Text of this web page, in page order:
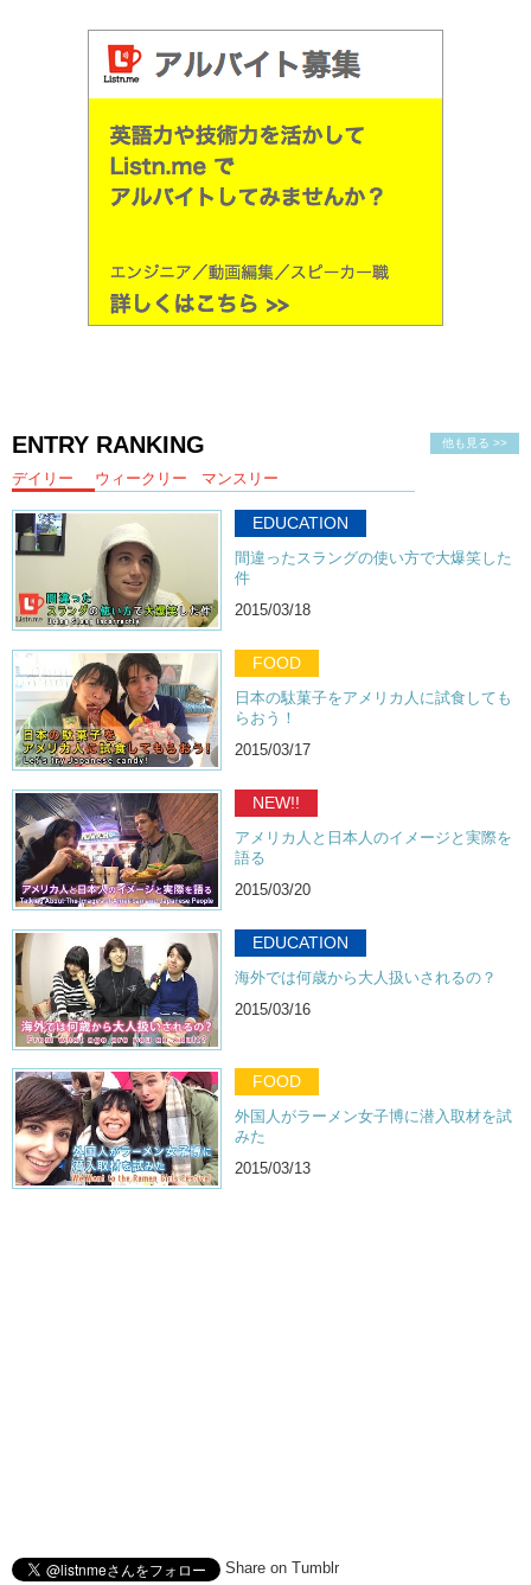
他も見る >>
ENTRY RANKING
デイリー ウィークリー マンスリー
EDUCATION
間違ったスラングの使い方で大爆笑した
件
2015/03/18
FOOD
日本の駄菓子をアメリカ人に試食しても
らおう！
2015/03/17
NEW!!
アメリカ人と日本人のイメージと実際を
語る
2015/03/20
EDUCATION
海外では何歳から大人扱いされるの？
2015/03/16
FOOD
外国人がラーメン女子博に潜入取材を試
みた
2015/03/13
Share on Tumblr